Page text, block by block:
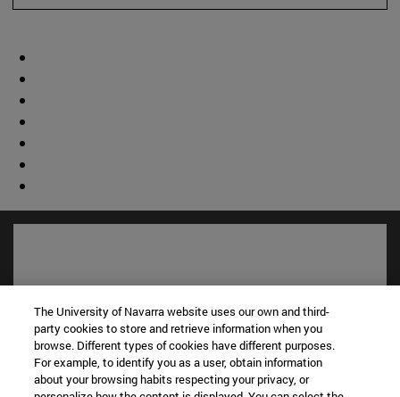
The University of Navarra website uses our own and third-
party cookies to store and retrieve information when you
browse. Different types of cookies have different purposes.
For example, to identify you as a user, obtain information
about your browsing habits respecting your privacy, or